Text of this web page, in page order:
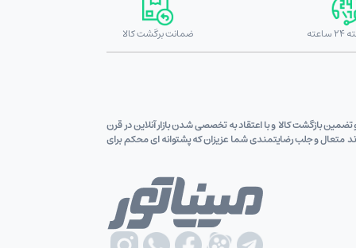
ضمانت برگشت کالا
قیمت کالاو تضمین بازگشت کالا و با اعتقاد به تخصصی شدن بازار آنلاین در قرن
متعال و جلب رضایتمندی شما عزیزان که پشتوانه ای محکم برای